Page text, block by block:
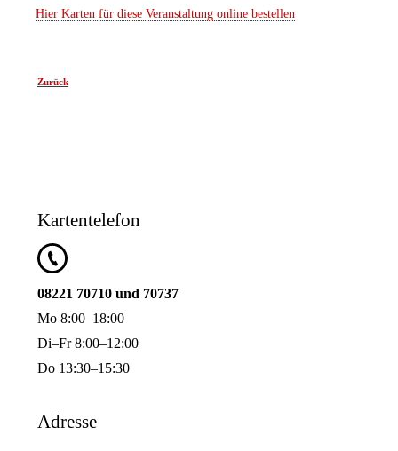
Hier Karten für diese Veranstaltung online bestellen
Zurück
Kartentelefon
08221 70710 und 70737
Mo 8:00–18:00
Di–Fr 8:00–12:00
Do 13:30–15:30
Adresse